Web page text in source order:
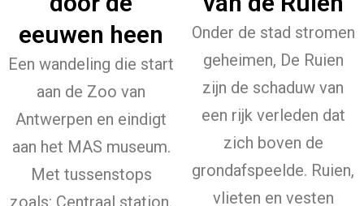
eeuwen heen
Een wandeling die start
aan de Zoo van
Antwerpen en eindigt
aan het MAS museum.
Met tussenstops
Onder de stad stromen
geheimen, De Ruien
zijn de schaduw van
een rijk verleden dat
zich boven de
grondafspeelde. Ruien,
vlieten en vesten